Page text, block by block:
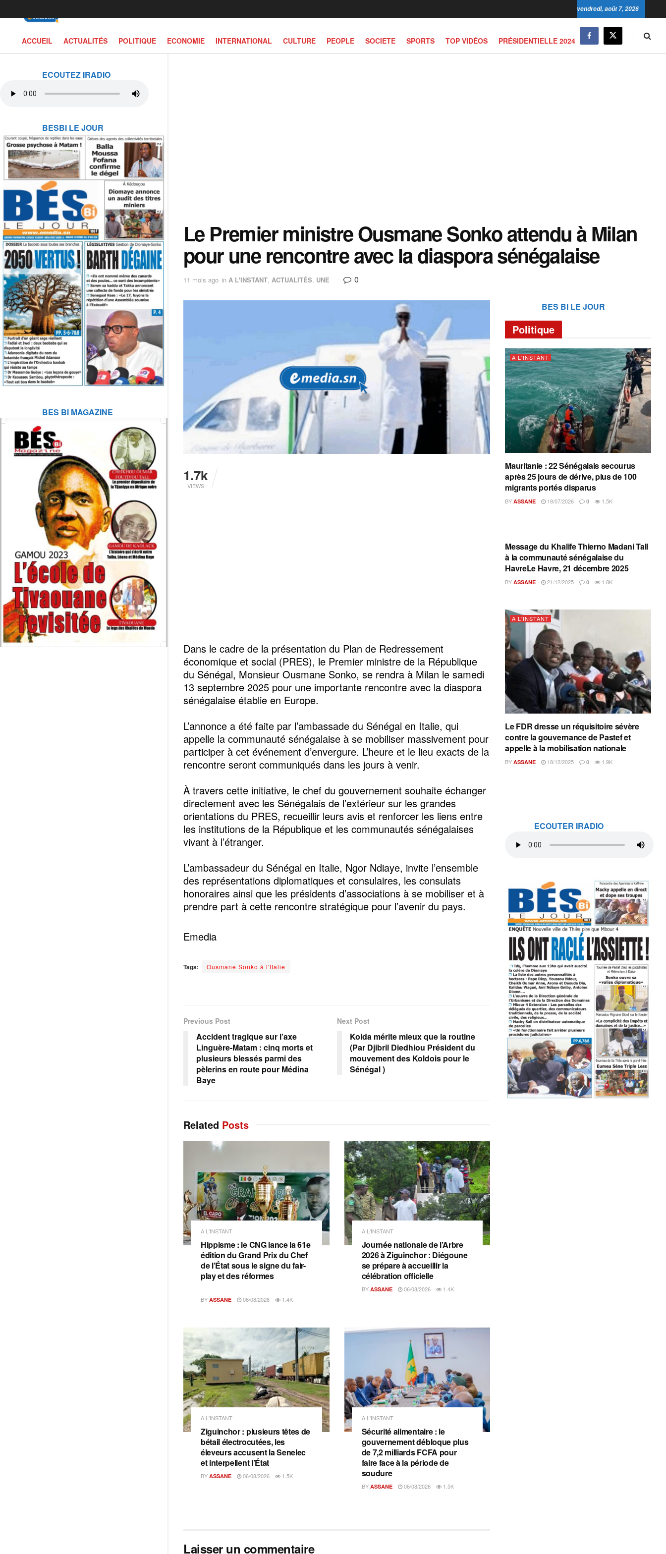
ECOUTEZ IRADIO
BESBI LE JOUR
BES BI MAGAZINE
vendredi, août 7, 2026
ACCUEIL ACTUALITÉS POLITIQUE ECONOMIE INTERNATIONAL CULTURE PEOPLE SOCIETE SPORTS TOP VIDÉOS PRÉSIDENTIELLE 2024
Le Premier ministre Ousmane Sonko attendu à Milan
pour une rencontre avec la diaspora sénégalaise
11 mois ago in A L'INSTANT, ACTUALITÉS, UNE 0
1.7k
VIEWS
Dans le cadre de la présentation du Plan de Redressement
économique et social (PRES), le Premier ministre de la République
du Sénégal, Monsieur Ousmane Sonko, se rendra à Milan le samedi
13 septembre 2025 pour une importante rencontre avec la diaspora
sénégalaise établie en Europe.
L’annonce a été faite par l’ambassade du Sénégal en Italie, qui
appelle la communauté sénégalaise à se mobiliser massivement pour
participer à cet événement d’envergure. L’heure et le lieu exacts de la
rencontre seront communiqués dans les jours à venir.
À travers cette initiative, le chef du gouvernement souhaite échanger
directement avec les Sénégalais de l’extérieur sur les grandes
orientations du PRES, recueillir leurs avis et renforcer les liens entre
les institutions de la République et les communautés sénégalaises
vivant à l’étranger.
L’ambassadeur du Sénégal en Italie, Ngor Ndiaye, invite l’ensemble
des représentations diplomatiques et consulaires, les consulats
honoraires ainsi que les présidents d’associations à se mobiliser et à
prendre part à cette rencontre stratégique pour l’avenir du pays.
Emedia
Tags: Ousmane Sonko à l'Italie
Previous Post
Accident tragique sur l’axe
Linguère-Matam : cinq morts et
plusieurs blessés parmi des
pèlerins en route pour Médina
Baye
Next Post
Kolda mérite mieux que la routine
(Par Djibril Diedhiou Président du
mouvement des Koldois pour le
Sénégal )
Related Posts
A L'INSTANT
Hippisme : le CNG lance la 61e
édition du Grand Prix du Chef
de l’État sous le signe du fair-
play et des réformes
BY ASSANE 06/08/2026 1.4K
A L'INSTANT
Journée nationale de l’Arbre
2026 à Ziguinchor : Diégoune
se prépare à accueillir la
célébration officielle
BY ASSANE 06/08/2026 1.4K
A L'INSTANT
Ziguinchor : plusieurs têtes de
bétail électrocutées, les
éleveurs accusent la Senelec
et interpellent l’État
BY ASSANE 06/08/2026 1.5K
A L'INSTANT
Sécurité alimentaire : le
gouvernement débloque plus
de 7,2 milliards FCFA pour
faire face à la période de
soudure
BY ASSANE 06/08/2026 1.5K
Laisser un commentaire
BES BI LE JOUR
Politique
A L'INSTANT
Mauritanie : 22 Sénégalais secourus
après 25 jours de dérive, plus de 100
migrants portés disparus
BY ASSANE 18/07/2026 0 1.5K
A L'INSTANT
Message du Khalife Thierno Madani Tall
à la communauté sénégalaise du
HavreLe Havre, 21 décembre 2025
BY ASSANE 21/12/2025 0 1.8K
A L'INSTANT
Le FDR dresse un réquisitoire sévère
contre la gouvernance de Pastef et
appelle à la mobilisation nationale
BY ASSANE 18/12/2025 0 1.9K
ECOUTER IRADIO